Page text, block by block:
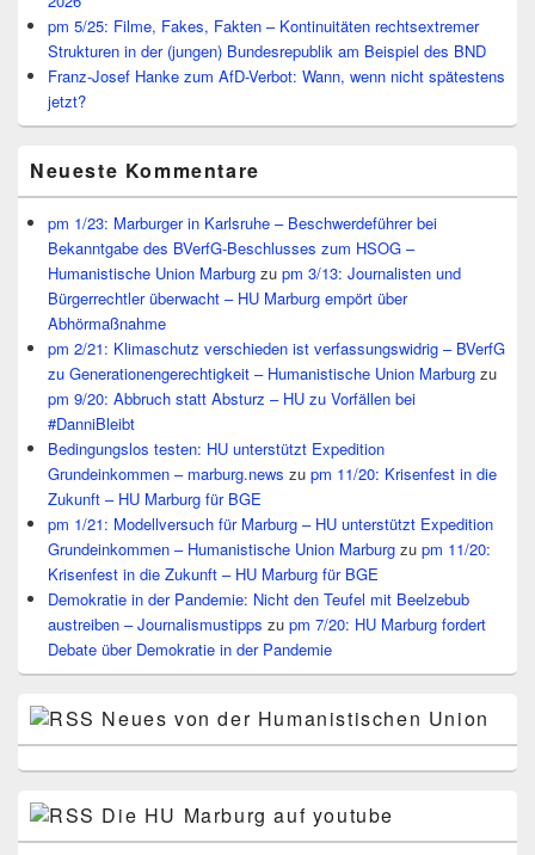
pm 5/25: Filme, Fakes, Fakten – Kontinuitäten rechtsextremer
Strukturen in der (jungen) Bundesrepublik am Beispiel des BND
Franz-Josef Hanke zum AfD-Verbot: Wann, wenn nicht spätestens
jetzt?
Neueste Kommentare
pm 1/23: Marburger in Karlsruhe – Beschwerdeführer bei
Bekanntgabe des BVerfG-Beschlusses zum HSOG –
Humanistische Union Marburg zu pm 3/13: Journalisten und
Bürgerrechtler überwacht – HU Marburg empört über
Abhörmaßnahme
pm 2/21: Klimaschutz verschieden ist verfassungswidrig – BVerfG
zu Generationengerechtigkeit – Humanistische Union Marburg zu
pm 9/20: Abbruch statt Absturz – HU zu Vorfällen bei
#DanniBleibt
Bedingungslos testen: HU unterstützt Expedition
Grundeinkommen – marburg.news zu pm 11/20: Krisenfest in die
Zukunft – HU Marburg für BGE
pm 1/21: Modellversuch für Marburg – HU unterstützt Expedition
Grundeinkommen – Humanistische Union Marburg zu pm 11/20:
Krisenfest in die Zukunft – HU Marburg für BGE
Demokratie in der Pandemie: Nicht den Teufel mit Beelzebub
austreiben – Journalismustipps zu pm 7/20: HU Marburg fordert
Debate über Demokratie in der Pandemie
Neues von der Humanistischen Union
Die HU Marburg auf youtube